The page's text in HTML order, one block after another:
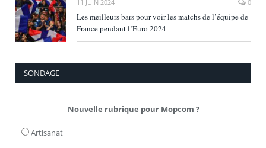
11 JUIN 2024 0
Les meilleurs bars pour voir les matchs de l’équipe de
France pendant l’Euro 2024
SONDAGE
Nouvelle rubrique pour Mopcom ?
Artisanat